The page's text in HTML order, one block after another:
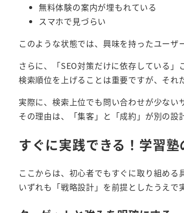
無料体験の案内が埋もれている
スマホで見づらい
このような状態では、興味を持ったユーザ
さらに、「SEO対策だけに依存している」
検索順位を上げることは重要ですが、それ
実際に、検索上位でも問い合わせが少ない
その理由は、「集客」と「成約」が別の設
すぐに実践できる！学習
ここからは、初心者でもすぐに取り組める
いずれも「戦略設計」を前提としたうえで